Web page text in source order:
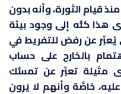
قيام الثورة، وأنه بدون
هذا كلُّه إلى وجود بيئة
يُعبِّر عن رفض للتفريط في
بالخارج على حساب
مثيلة تعبِّر عن تمسُّك
خاصَّة وأنهم لا يَرون